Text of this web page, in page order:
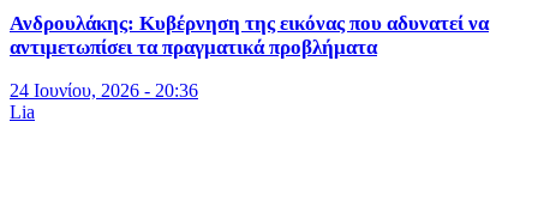
Ανδρουλάκης: Κυβέρνηση της εικόνας που αδυνατεί να
αντιμετωπίσει τα πραγματικά προβλήματα
24 Ιουνίου, 2026 - 20:36
Lia